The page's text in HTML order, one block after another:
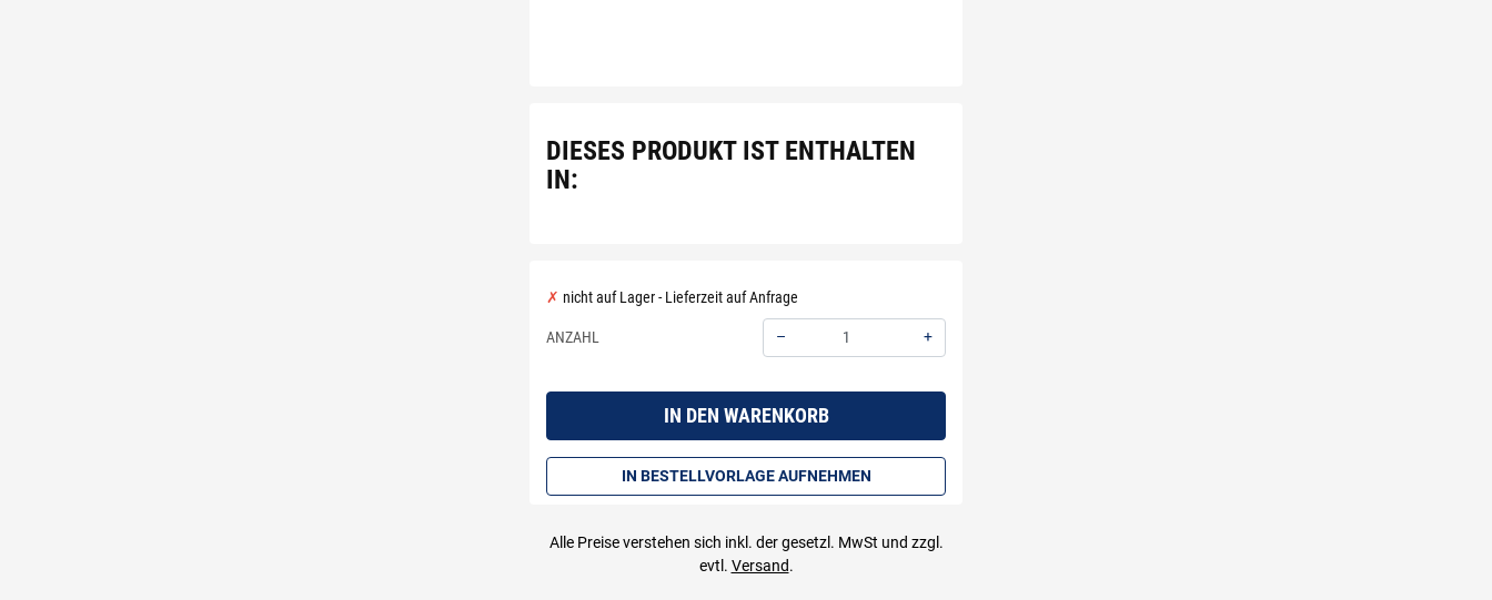
DIESES PRODUKT IST ENTHALTEN
IN:
nicht auf Lager - Lieferzeit auf Anfrage
ANZAHL –
+
IN DEN WARENKORB
IN BESTELLVORLAGE AUFNEHMEN
Alle Preise verstehen sich inkl. der gesetzl. MwSt und zzgl.
evtl. Versand.